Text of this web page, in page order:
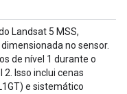
Landsat 5 MSS,
no sensor.
de nível 1 durante o
Isso inclui cenas
e sistemático